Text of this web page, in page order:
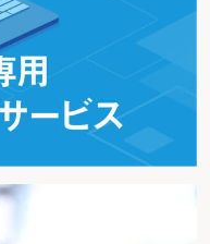
で争いがある場合
人間で希望する方法が異なる場
いる場合
申立費用を捻出できない場合